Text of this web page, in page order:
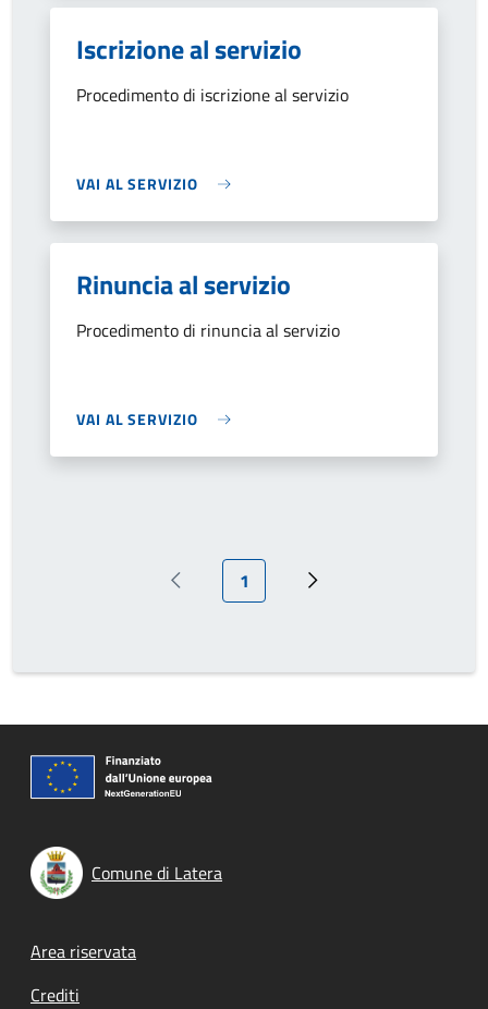
Iscrizione al servizio
Procedimento di iscrizione al servizio
VAI AL SERVIZIO
Rinuncia al servizio
Procedimento di rinuncia al servizio
VAI AL SERVIZIO
Pagina precedente
Pagina attuale
1 Prossima pagina
Comune di Latera
Footer menu
Area riservata
Crediti